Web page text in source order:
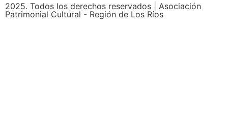
2025. Todos los derechos reservados | Asociación
Patrimonial Cultural - Región de Los Ríos